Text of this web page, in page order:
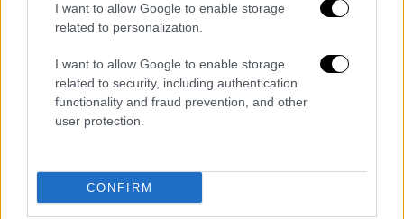
I want to allow Google to enable storage
related to personalization.
I want to allow Google to enable storage
related to security, including authentication
functionality and fraud prevention, and other
user protection.
CONFIRM
ασκεί βία και bullyingσε μαθητές γονείς
θέση της στο τέλος της σχολικής χρονιάς.
Μάλιστα, οι καταγγελίες γιαανάρμοστοι
βίαιη συμπεριφορά
Κεραμέως.
Δείτε εδώ το σχετικό ρεπορτάζ του